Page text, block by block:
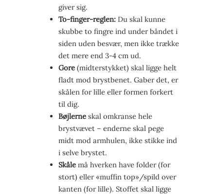
giver sig.
To-finger-reglen: Du skal kunne
skubbe to fingre ind under båndet i
siden uden besvær, men ikke trække
det mere end 3-4 cm ud.
Gore (midterstykket) skal ligge helt
fladt mod brystbenet. Gaber det, er
skålen for lille eller formen forkert
til dig.
Bøjlerne skal omkranse hele
brystvævet – enderne skal pege
midt mod armhulen, ikke stikke ind
i selve brystet.
Skåle må hverken have folder (for
stort) eller «muffin top»/spild over
kanten (for lille). Stoffet skal ligge